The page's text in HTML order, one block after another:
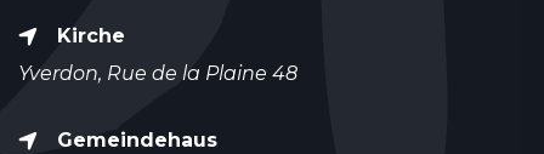
Kirche
Yverdon, Rue de la Plaine 48
Gemeindehaus